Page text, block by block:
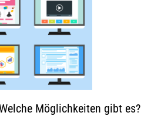
Möglichkeiten gibt es?